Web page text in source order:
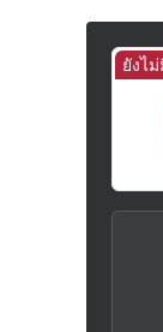
ยังไ